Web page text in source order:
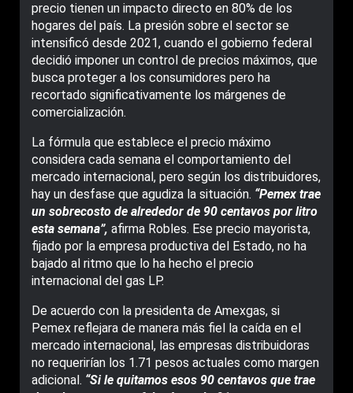
precio tienen un impacto directo en 80% de los
hogares del país. La presión sobre el sector se
intensificó desde 2021, cuando el gobierno federal
decidió imponer un control de precios máximos, que
busca proteger a los consumidores pero ha
recortado significativamente los márgenes de
comercialización.
La fórmula que establece el precio máximo
considera cada semana el comportamiento del
mercado internacional, pero según los distribuidores,
hay un desfase que agudiza la situación. “Pemex trae
un sobrecosto de alrededor de 90 centavos por litro
esta semana”, afirma Robles. Ese precio mayorista,
fijado por la empresa productiva del Estado, no ha
bajado al ritmo que lo ha hecho el precio
internacional del gas LP.
De acuerdo con la presidenta de Amexgas, si
Pemex reflejara de manera más fiel la caída en el
mercado internacional, las empresas distribuidoras
no requerirían los 1.71 pesos actuales como margen
adicional. “Si le quitamos esos 90 centavos que trae